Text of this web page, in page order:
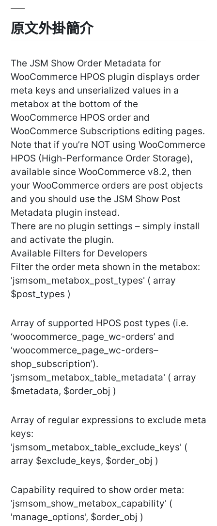
原文外掛簡介
The JSM Show Order Metadata for
WooCommerce HPOS plugin displays order
meta keys and unserialized values in a
metabox at the bottom of the
WooCommerce HPOS order and
WooCommerce Subscriptions editing pages.
Note that if you’re NOT using WooCommerce
HPOS (High-Performance Order Storage),
available since WooCommerce v8.2, then
your WooCommerce orders are post objects
and you should use the JSM Show Post
Metadata plugin instead.
There are no plugin settings – simply install
and activate the plugin.
Available Filters for Developers
Filter the order meta shown in the metabox:
'jsmsom_metabox_post_types' ( array
$post_types )
Array of supported HPOS post types (i.e.
‘woocommerce_page_wc-orders’ and
‘woocommerce_page_wc-orders–
shop_subscription’).
'jsmsom_metabox_table_metadata' ( array
$metadata, $order_obj )
Array of regular expressions to exclude meta
keys:
'jsmsom_metabox_table_exclude_keys' (
array $exclude_keys, $order_obj )
Capability required to show order meta:
'jsmsom_show_metabox_capability' (
'manage_options', $order_obj )